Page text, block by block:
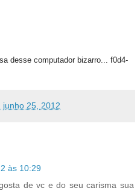
desse computador bizarro... f0d4-
25, 2012
às 10:29
de vc e do seu carisma sua